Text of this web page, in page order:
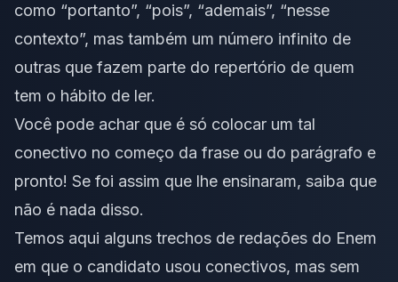
como “portanto”, “pois”, “ademais”, “nesse
contexto”, mas também um número infinito de
outras que fazem parte do repertório de quem
tem o hábito de ler.
Você pode achar que é só colocar um tal
conectivo no começo da frase ou do parágrafo e
pronto! Se foi assim que lhe ensinaram, saiba que
não é nada disso.
Temos aqui alguns trechos de redações do Enem
em que o candidato usou conectivos, mas sem